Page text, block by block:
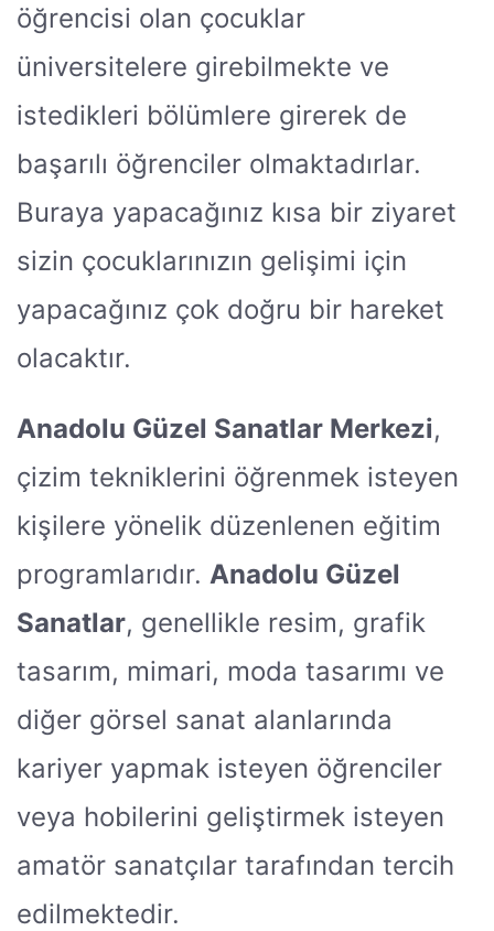
öğrencisi olan çocuklar
üniversitelere girebilmekte ve
istedikleri bölümlere girerek de
başarılı öğrenciler olmaktadırlar.
Buraya yapacağınız kısa bir ziyaret
sizin çocuklarınızın gelişimi için
yapacağınız çok doğru bir hareket
olacaktır.
Anadolu Güzel Sanatlar Merkezi,
çizim tekniklerini öğrenmek isteyen
kişilere yönelik düzenlenen eğitim
programlarıdır. Anadolu Güzel
Sanatlar, genellikle resim, grafik
tasarım, mimari, moda tasarımı ve
diğer görsel sanat alanlarında
kariyer yapmak isteyen öğrenciler
veya hobilerini geliştirmek isteyen
amatör sanatçılar tarafından tercih
edilmektedir.